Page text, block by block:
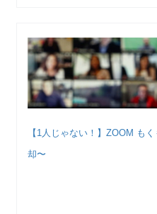
【1人じゃない！】ZOOM も
却〜